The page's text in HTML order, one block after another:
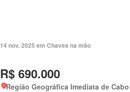
14 nov. 2025 em Chaves na mão
R$ 690.000
Região Geográfica Imediata de